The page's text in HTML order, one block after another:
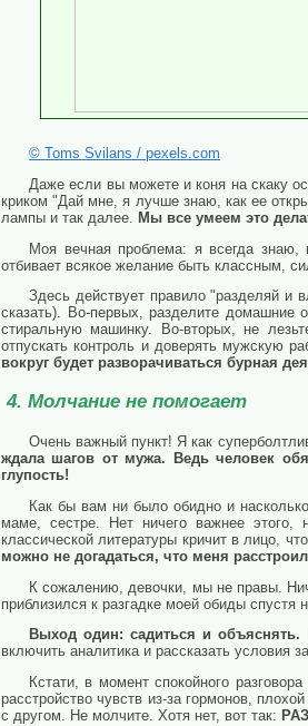
© Toms Svilans / pexels.com
Даже если вы можете и коня на скаку
криком "Дай мне, я лучше знаю, как ее
лампы и так далее.
Мы все умеем это
Моя вечная проблема: я всегда знаю,
отбивает всякое желание быть классным,
Здесь действует правило "разделяй и
сказать). Во-первых, разделите домашние
стиральную машинку. Во-вторых, не
отпускать контроль и доверять мужскую
вокруг будет разворачиваться бурная
4. Молчание не помогает
Очень важный пункт! Я как
ждала шагов от мужа. Ведь человек
глупость!
Как бы вам ни было обидно и
маме, сестре. Нет ничего важнее
классической литературы кричит в лицо,
можно не догадаться, что меня
К сожалению, девочки, мы не правы.
приблизился к разгадке моей обиды спустя
Выход один: садиться и объяснять.
включить аналитика и рассказать условия
Кстати, в момент спокойного
расстройство чувств из-за гормонов,
с другом. Не молчите. Хотя нет, вот так: